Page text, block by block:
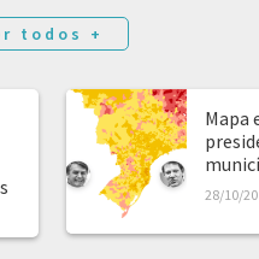
todos +
Mapa
28/10/